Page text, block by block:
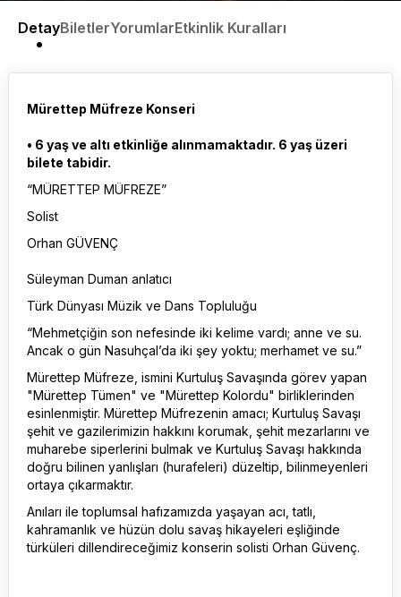
DetayBiletlerYorumlarEtkinlik Kuralları
Mürettep Müfreze Konseri
• 6 yaş ve altı etkinliğe alınmamaktadır. 6 yaş üzeri
bilete tabidir.
“MÜRETTEP MÜFREZE”
Solist
Orhan GÜVENÇ
Süleyman Duman anlatıcı
Türk Dünyası Müzik ve Dans Topluluğu
“Mehmetçiğin son nefesinde iki kelime vardı; anne ve su.
Ancak o gün Nasuhçal’da iki şey yoktu; merhamet ve su.”
Mürettep Müfreze, ismini Kurtuluş Savaşında görev yapan
"Mürettep Tümen" ve "Mürettep Kolordu" birliklerinden
esinlenmiştir. Mürettep Müfrezenin amacı; Kurtuluş Savaşı
şehit ve gazilerimizin hakkını korumak, şehit mezarlarını ve
muharebe siperlerini bulmak ve Kurtuluş Savaşı hakkında
doğru bilinen yanlışları (hurafeleri) düzeltip, bilinmeyenleri
ortaya çıkarmaktır.
Anıları ile toplumsal hafızamızda yaşayan acı, tatlı,
kahramanlık ve hüzün dolu savaş hikayeleri eşliğinde
türküleri dillendireceğimiz konserin solisti Orhan Güvenç.